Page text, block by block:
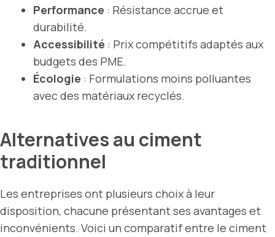
Performance : Résistance accrue et
durabilité.
Accessibilité : Prix compétitifs adaptés aux
budgets des PME.
Écologie : Formulations moins polluantes
avec des matériaux recyclés.
Alternatives au ciment
traditionnel
Les entreprises ont plusieurs choix à leur
disposition, chacune présentant ses avantages et
inconvénients. Voici un comparatif entre le ciment